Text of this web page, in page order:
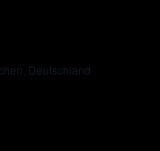
Deutschland